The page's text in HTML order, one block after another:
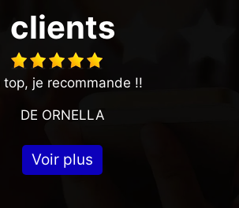
clients
top, je recommande !!
DE ORNELLA
Voir plus